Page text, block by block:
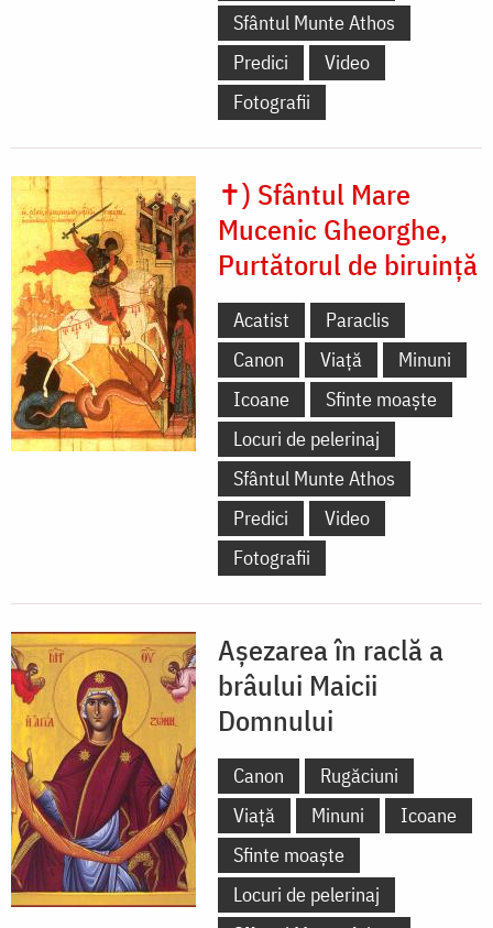
Sfântul Munte Athos
Predici
Video
Fotografii
✝) Sfântul Mare
Mucenic Gheorghe,
Purtătorul de biruință
Acatist
Paraclis
Canon
Viață
Minuni
Icoane
Sfinte moaște
Locuri de pelerinaj
Sfântul Munte Athos
Predici
Video
Fotografii
Așezarea în raclă a
brâului Maicii
Domnului
Canon
Rugăciuni
Viață
Minuni
Icoane
Sfinte moaște
Locuri de pelerinaj